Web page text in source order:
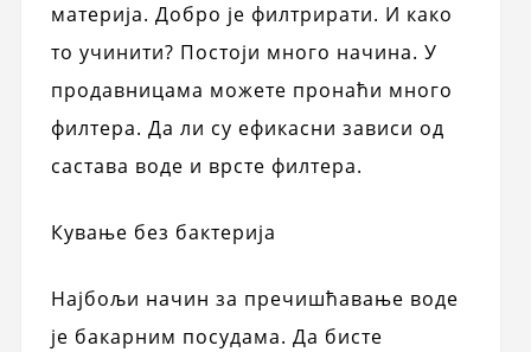
материја. Добро је филтрирати. И како
то учинити? Постоји много начина. У
продавницама можете пронаћи много
филтера. Да ли су ефикасни зависи од
састава воде и врсте филтера.
Кување без бактерија
Најбољи начин за пречишћавање воде
је бакарним посудама. Да бисте